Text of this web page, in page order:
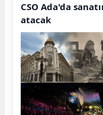
CSO Ada'da
atacak